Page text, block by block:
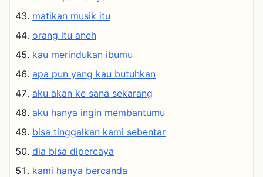
matikan musik itu
orang itu aneh
kau merindukan ibumu
apa pun yang kau butuhkan
aku akan ke sana sekarang
aku hanya ingin membantumu
bisa tinggalkan kami sebentar
dia bisa dipercaya
kami hanya bercanda